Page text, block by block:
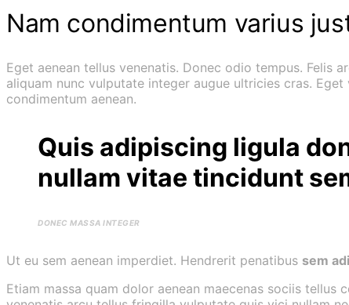
Nam condimentum varius
Eget aenean tellus venenatis. Donec odio tempus. Felis
aliquam nunc vulputate integer augue ultricies cras.
condimentum aenean.
Quis adipiscing ligula
nullam vitae tincidunt
DONEC MASSA INTEGER
Ut eu sem aenean imperdiet. Hendrerit penatibus sem
Etiam massa quam dolor aenean maecenas sociis tellus